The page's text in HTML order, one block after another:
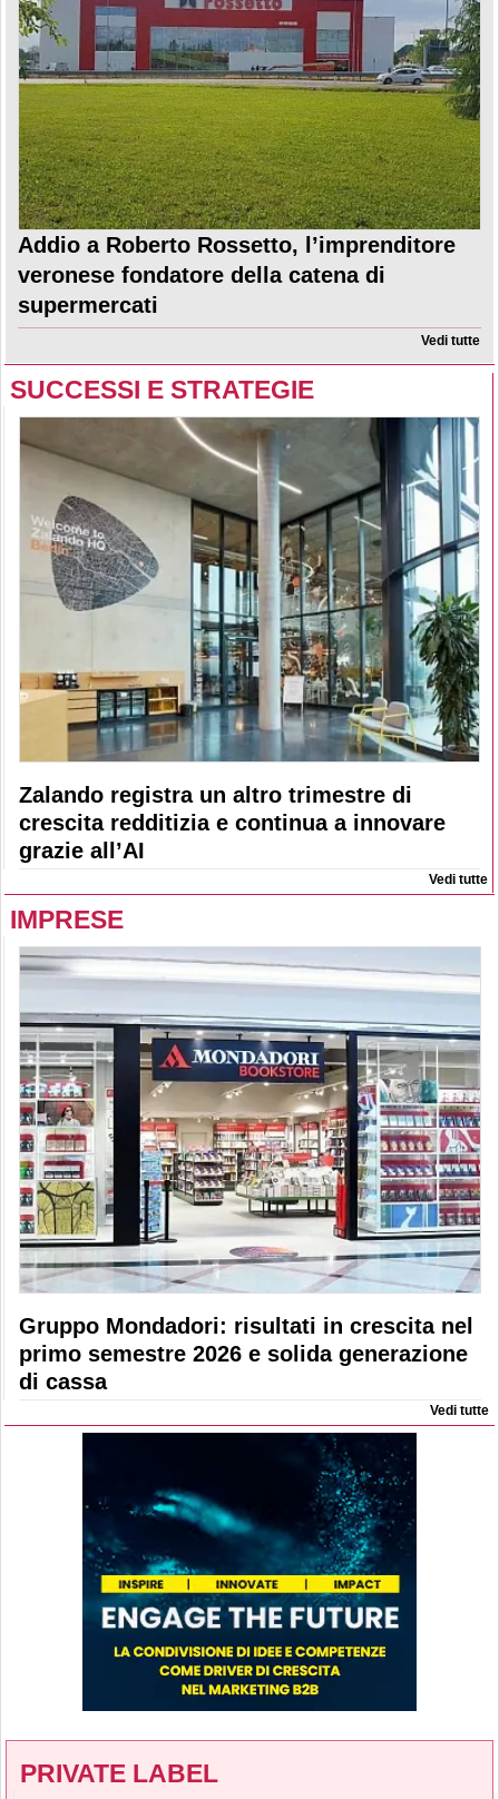
Addio a Roberto Rossetto, l’imprenditore
veronese fondatore della catena di
supermercati
Vedi tutte
SUCCESSI E STRATEGIE
Zalando registra un altro trimestre di
crescita redditizia e continua a innovare
grazie all’AI
Vedi tutte
IMPRESE
Gruppo Mondadori: risultati in crescita nel
primo semestre 2026 e solida generazione
di cassa
Vedi tutte
PRIVATE LABEL